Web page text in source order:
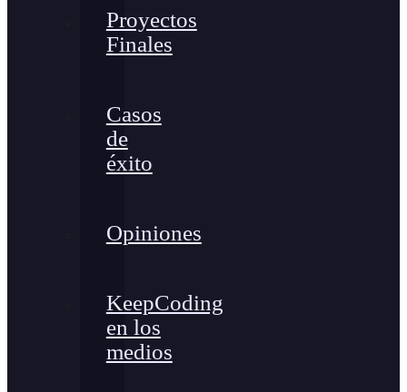
Proyectos
Finales
Casos
de
éxito
Opiniones
KeepCoding
en los
medios